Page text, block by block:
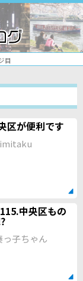
目
区が便利です
中央区もの
っ子ちゃん